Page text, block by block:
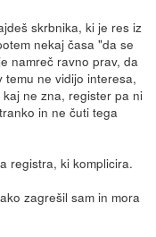
skrbnika, ki je res iz
nekaj časa "da se
namreč ravno prav, da
ne vidijo interesa,
ne zna, register pa ni
in ne čuti tega
registra, ki komplicira.
zagrešil sam in mora